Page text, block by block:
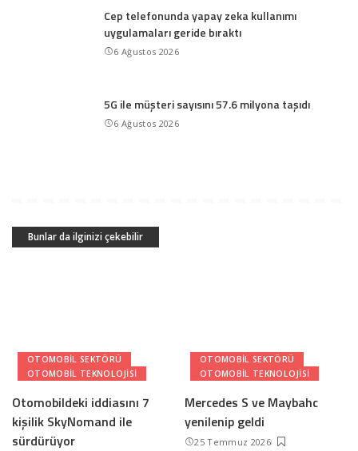
Cep telefonunda yapay zeka kullanımı
uygulamaları geride bıraktı
6 Ağustos 2026
5G ile müşteri sayısını 57.6 milyona taşıdı
6 Ağustos 2026
Bunlar da ilginizi çekebilir
OTOMOBIL SEKTÖRÜ
OTOMOBIL TEKNOLOJISI
Otomobildeki iddiasını 7
kişilik SkyNomand ile
sürdürüyor
OTOMOBIL SEKTÖRÜ
OTOMOBIL TEKNOLOJISI
Mercedes S ve Maybahc
yenilenip geldi
25 Temmuz 2026